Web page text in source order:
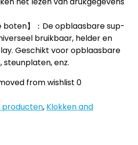
boten】：De opblaasbare sup-
bruikbaar, helder en
Geschikt voor opblaasbare
enz.
from wishlist 0
producten, Klokken and